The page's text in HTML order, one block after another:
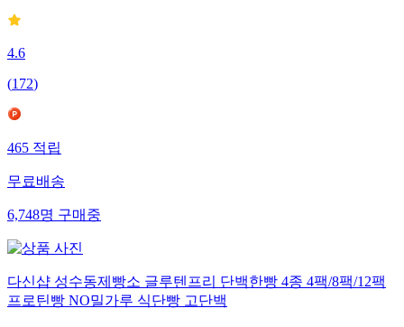
4.6
(172)
465적립
무료배송
6,748명구매중
다신샵 성수동제빵소 글루텐프리 단백한빵 4종 4팩/8팩/12팩
프로틴빵 NO밀가루 식단빵 고단백